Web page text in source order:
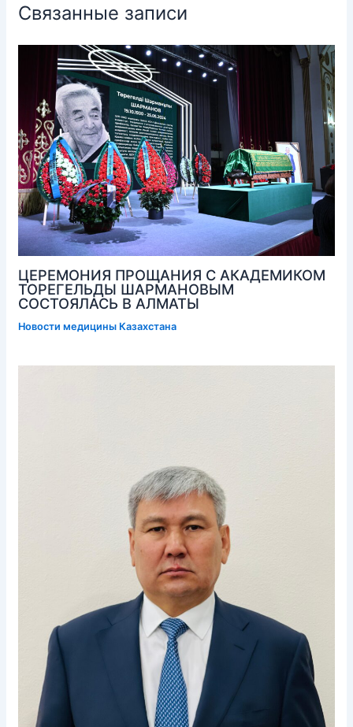
Связанные записи
ЦЕРЕМОНИЯ ПРОЩАНИЯ С АКАДЕМИКОМ
ТОРЕГЕЛЬДЫ ШАРМАНОВЫМ
СОСТОЯЛАСЬ В АЛМАТЫ
Новости медицины Казахстана